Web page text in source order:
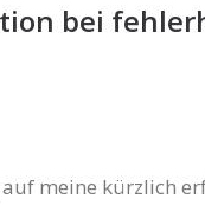
bei
meine kürzlich